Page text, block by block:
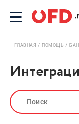
ГЛАВНАЯ ПОМОЩЬ